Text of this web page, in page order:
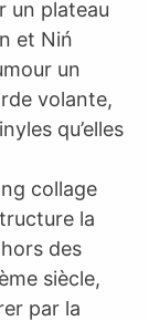
un plateau
et Niń
un
volante,
qu’elles
collage
la
des
siècle,
par la